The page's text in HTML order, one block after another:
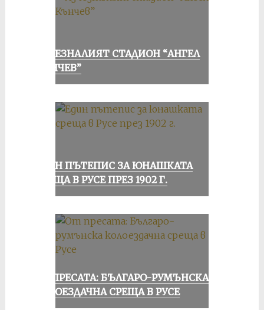
ИЗЧЕЗНАЛИЯТ СТАДИОН “АНГЕЛ
КЪНЧЕВ”
ЕДИН ПЪТЕПИС ЗА ЮНАШКАТА
СРЕЩА В РУСЕ ПРЕЗ 1902 Г.
ОТ ПРЕСАТА: БЪЛГАРО-РУМЪНСКА
КОЛОЕЗДАЧНА СРЕЩА В РУСЕ